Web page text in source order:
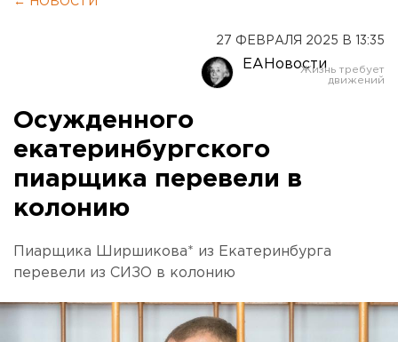
27 ФЕВРАЛЯ 2025 В 13:35
ЕАНовости
Осужденного
екатеринбургского
пиарщика перевели в
колонию
Пиарщика Ширшикова* из Екатеринбурга
перевели из СИЗО в колонию